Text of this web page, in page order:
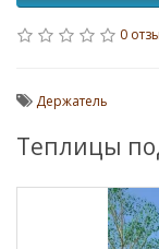
0
Держатель
Теплицы
Успей купить